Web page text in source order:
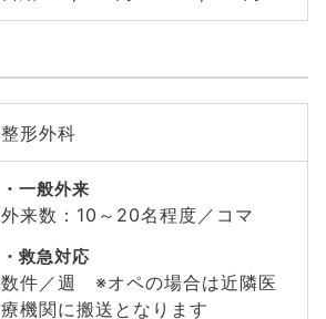
整形外科
一般外来
外来数：10～20名程度／コマ
救急対応
数件／週 ※オペの場合は近隣医
療機関に搬送となります